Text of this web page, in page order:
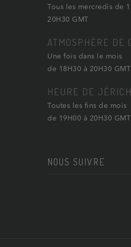
Tous les mercredis de
20H30 GMT
ATMOSPHÈRE DE
Une fois dans le mois
de 18H30 à 20H30 GMT
HEURE DE
Toutes les fins de mois
de 19H00 à 20H30 GMT
NOUS SUIVRE